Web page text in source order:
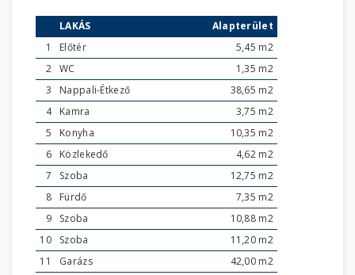
LAKÁS
Alapterület
1
Előtér
5,45 m2
2 WC
1,35 m2
3
Nappali-Étkező
38,65 m2
4
Kamra
3,75 m2
5
Konyha
10,35 m2
6
Közlekedő
4,62 m2
7
Szoba
12,75 m2
8
Fürdő
7,35 m2
9
Szoba
10,88 m2
10
Szoba
11,20 m2
11
Garázs
42,00 m2